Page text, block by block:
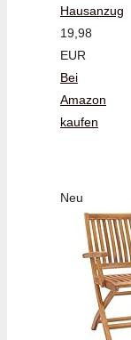
Hausanzug
19,98
EUR
Bei
Amazon
kaufen
Neu